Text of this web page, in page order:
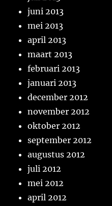
juni 2013
mei 2013
april 2013
maart 2013
februari 2013
januari 2013
december 2012
november 2012
oktober 2012
september 2012
augustus 2012
juli 2012
mei 2012
april 2012